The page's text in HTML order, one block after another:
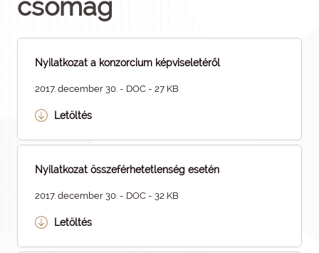
csomag
Nyilatkozat a konzorcium képviseletéről
2017. december 30. - DOC - 27 KB
Letöltés
Nyilatkozat összeférhetetlenség esetén
2017. december 30. - DOC - 32 KB
Letöltés